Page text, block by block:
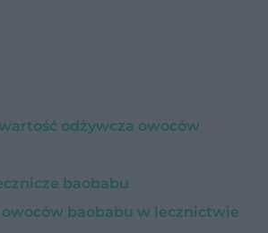
odżywcza owoców
baobabu
baobabu w lecznictwie